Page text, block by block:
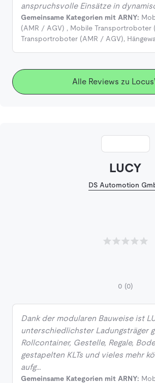
anspruchsvolle Einsätze in
Gemeinsame Kategorien mit ARNY:
(AMR / AGV) , Mobile Transportroboter
Transportroboter (AMR / AGV),
Alle Reviews zu
LUCY
DS Automotion
0 (0)
Dank der modularen Bauweise ist
unterschiedlichster Ladungsträger
Rollcontainer, Gestelle, Regale,
gestapelten KLTs und vieles mehr
aufg…
Gemeinsame Kategorien mit ARNY: